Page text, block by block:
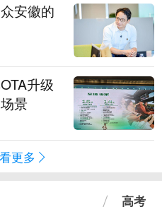
安徽的
升级
景
更多
高考